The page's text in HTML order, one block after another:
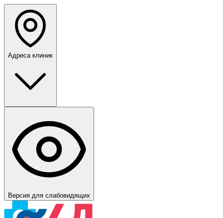
Адреса клиник
Версия для слабовидящих